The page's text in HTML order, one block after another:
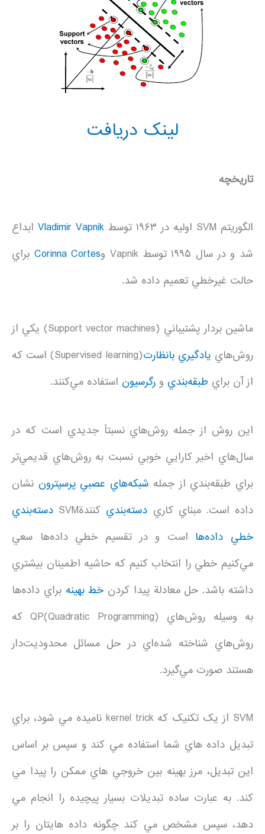
لینک دریافت
تاريخچه
الگوريتم SVM اوليه در ۱۹۶۳ توسط Vladimir Vapnik ابداع
شد و در سال ۱۹۹۵ توسط Vapnik و
Corinna Cortes براي
حالت غيرخطي تعميم داده شد.
ماشين بردار پشتيباني (Support vector machines) يکي از
روش‌هاي يادگيري بانظارت
(Supervised learning) است که
از آن براي طبقه‌بندي و رگرسيون استفاده مي‌کنند.
اين روش از جمله روش‌هاي نسبتاً جديدي است که در
سال‌هاي اخير کارايي خوبي نسبت به روش‌هاي قديمي‌تر
براي طبقه‌بندي از جمله شبکه‌هاي عصبي پرسپترون نشان
داده است. مبناي کاري دسته‌بندي کنندةSVM
دسته‌بندي
خطي داده‌ها است و در تقسيم خطي داده‌ها سعي
مي‌کنيم خطي را انتخاب کنيم که حاشيه اطمينان بيشتري
داشته باشد. حل معادلة پيدا کردن خط بهينه براي داده‌ها
به وسيله روش‌هاي QP(Quadratic Programming) که
روش‌هاي شناخته شده‌اي در حل مسائل محدوديت‌دار
هستند صورت مي‌گيرد.
SVM از يک تکنيک که kernel trick ناميده مي شود، براي
تبديل داده هاي شما استفاده مي کند و سپس بر اساس
اين تبديل، مرز بهينه بين خروجي هاي ممکن را پيدا مي
کند. به عبارت ساده تبديلات بسيار پيچيده را انجام مي
دهد، سپس مشخص مي کند چگونه داده هايتان را بر